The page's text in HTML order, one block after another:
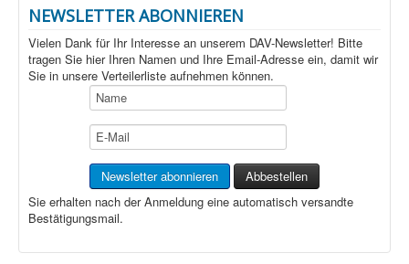
NEWSLETTER ABONNIEREN
Vielen Dank für Ihr Interesse an unserem DAV-Newsletter! Bitte
tragen Sie hier Ihren Namen und Ihre Email-Adresse ein, damit wir
Sie in unsere Verteilerliste aufnehmen können.
Sie erhalten nach der Anmeldung eine automatisch versandte
Bestätigungsmail.